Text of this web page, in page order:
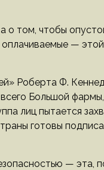
о том, чтобы
— этой
Роберта Ф.
Большой
лиц пытается
готовы
— эта,